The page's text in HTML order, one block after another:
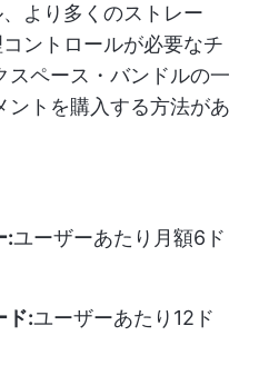
より多くのストレー
ントロールが必要なチ
ペース・バンドルの一
トを購入する方法があ
:ユーザーあたり月額6ド
ド:ユーザーあたり12ド